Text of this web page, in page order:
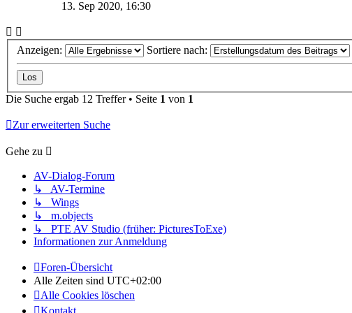
13. Sep 2020, 16:30
Anzeigen: Sortiere nach:
Die Suche ergab 12 Treffer • Seite 1 von 1
Zur erweiterten Suche
Gehe zu
AV-Dialog-Forum
↳ AV-Termine
↳ Wings
↳ m.objects
↳ PTE AV Studio (früher: PicturesToExe)
Informationen zur Anmeldung
Foren-Übersicht
Alle Zeiten sind UTC+02:00
Alle Cookies löschen